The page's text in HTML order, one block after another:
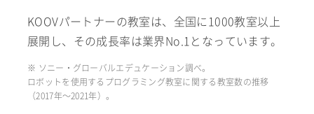
KOOVパートナーの教室は、全国に1000教室以上
展開し、その成長率は業界No.1となっています。
※ ソニー・グローバルエデュケーション調べ。
ロボットを使用するプログラミング教室に関する教室数の推移
（2017年〜2021年）。